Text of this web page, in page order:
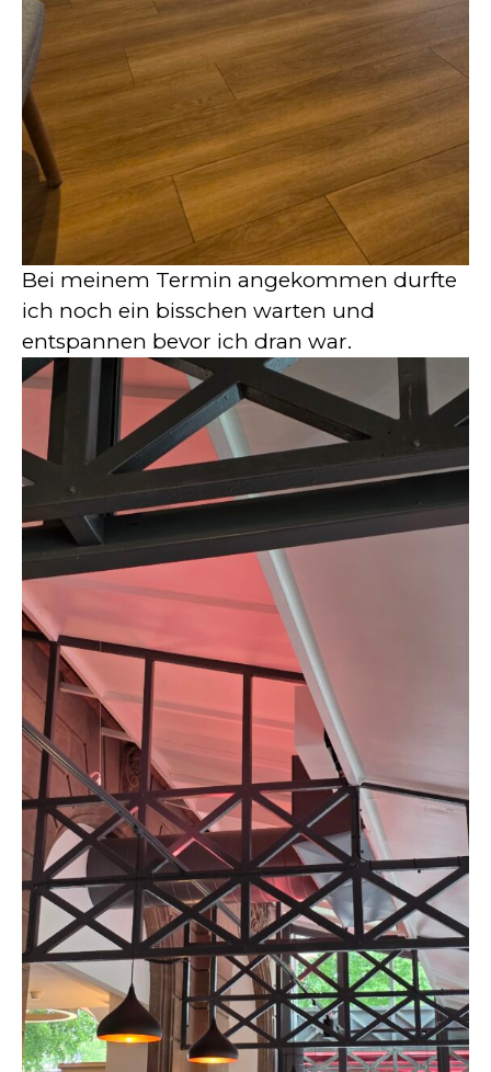
Bei meinem Termin angekommen durfte
ich noch ein bisschen warten und
entspannen bevor ich dran war.